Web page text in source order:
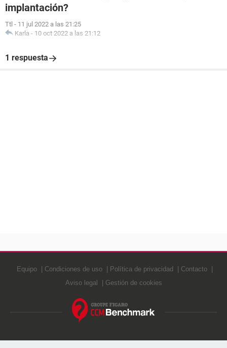
implantación?
Ttl - 11 jul 2022 a las 21:25
Karla - 10 oct 2022 a las 21:12
1 respuesta
Equipo Condiciones de uso Política de privacidad
Contacto
Aviso legal
Gestión de cookies